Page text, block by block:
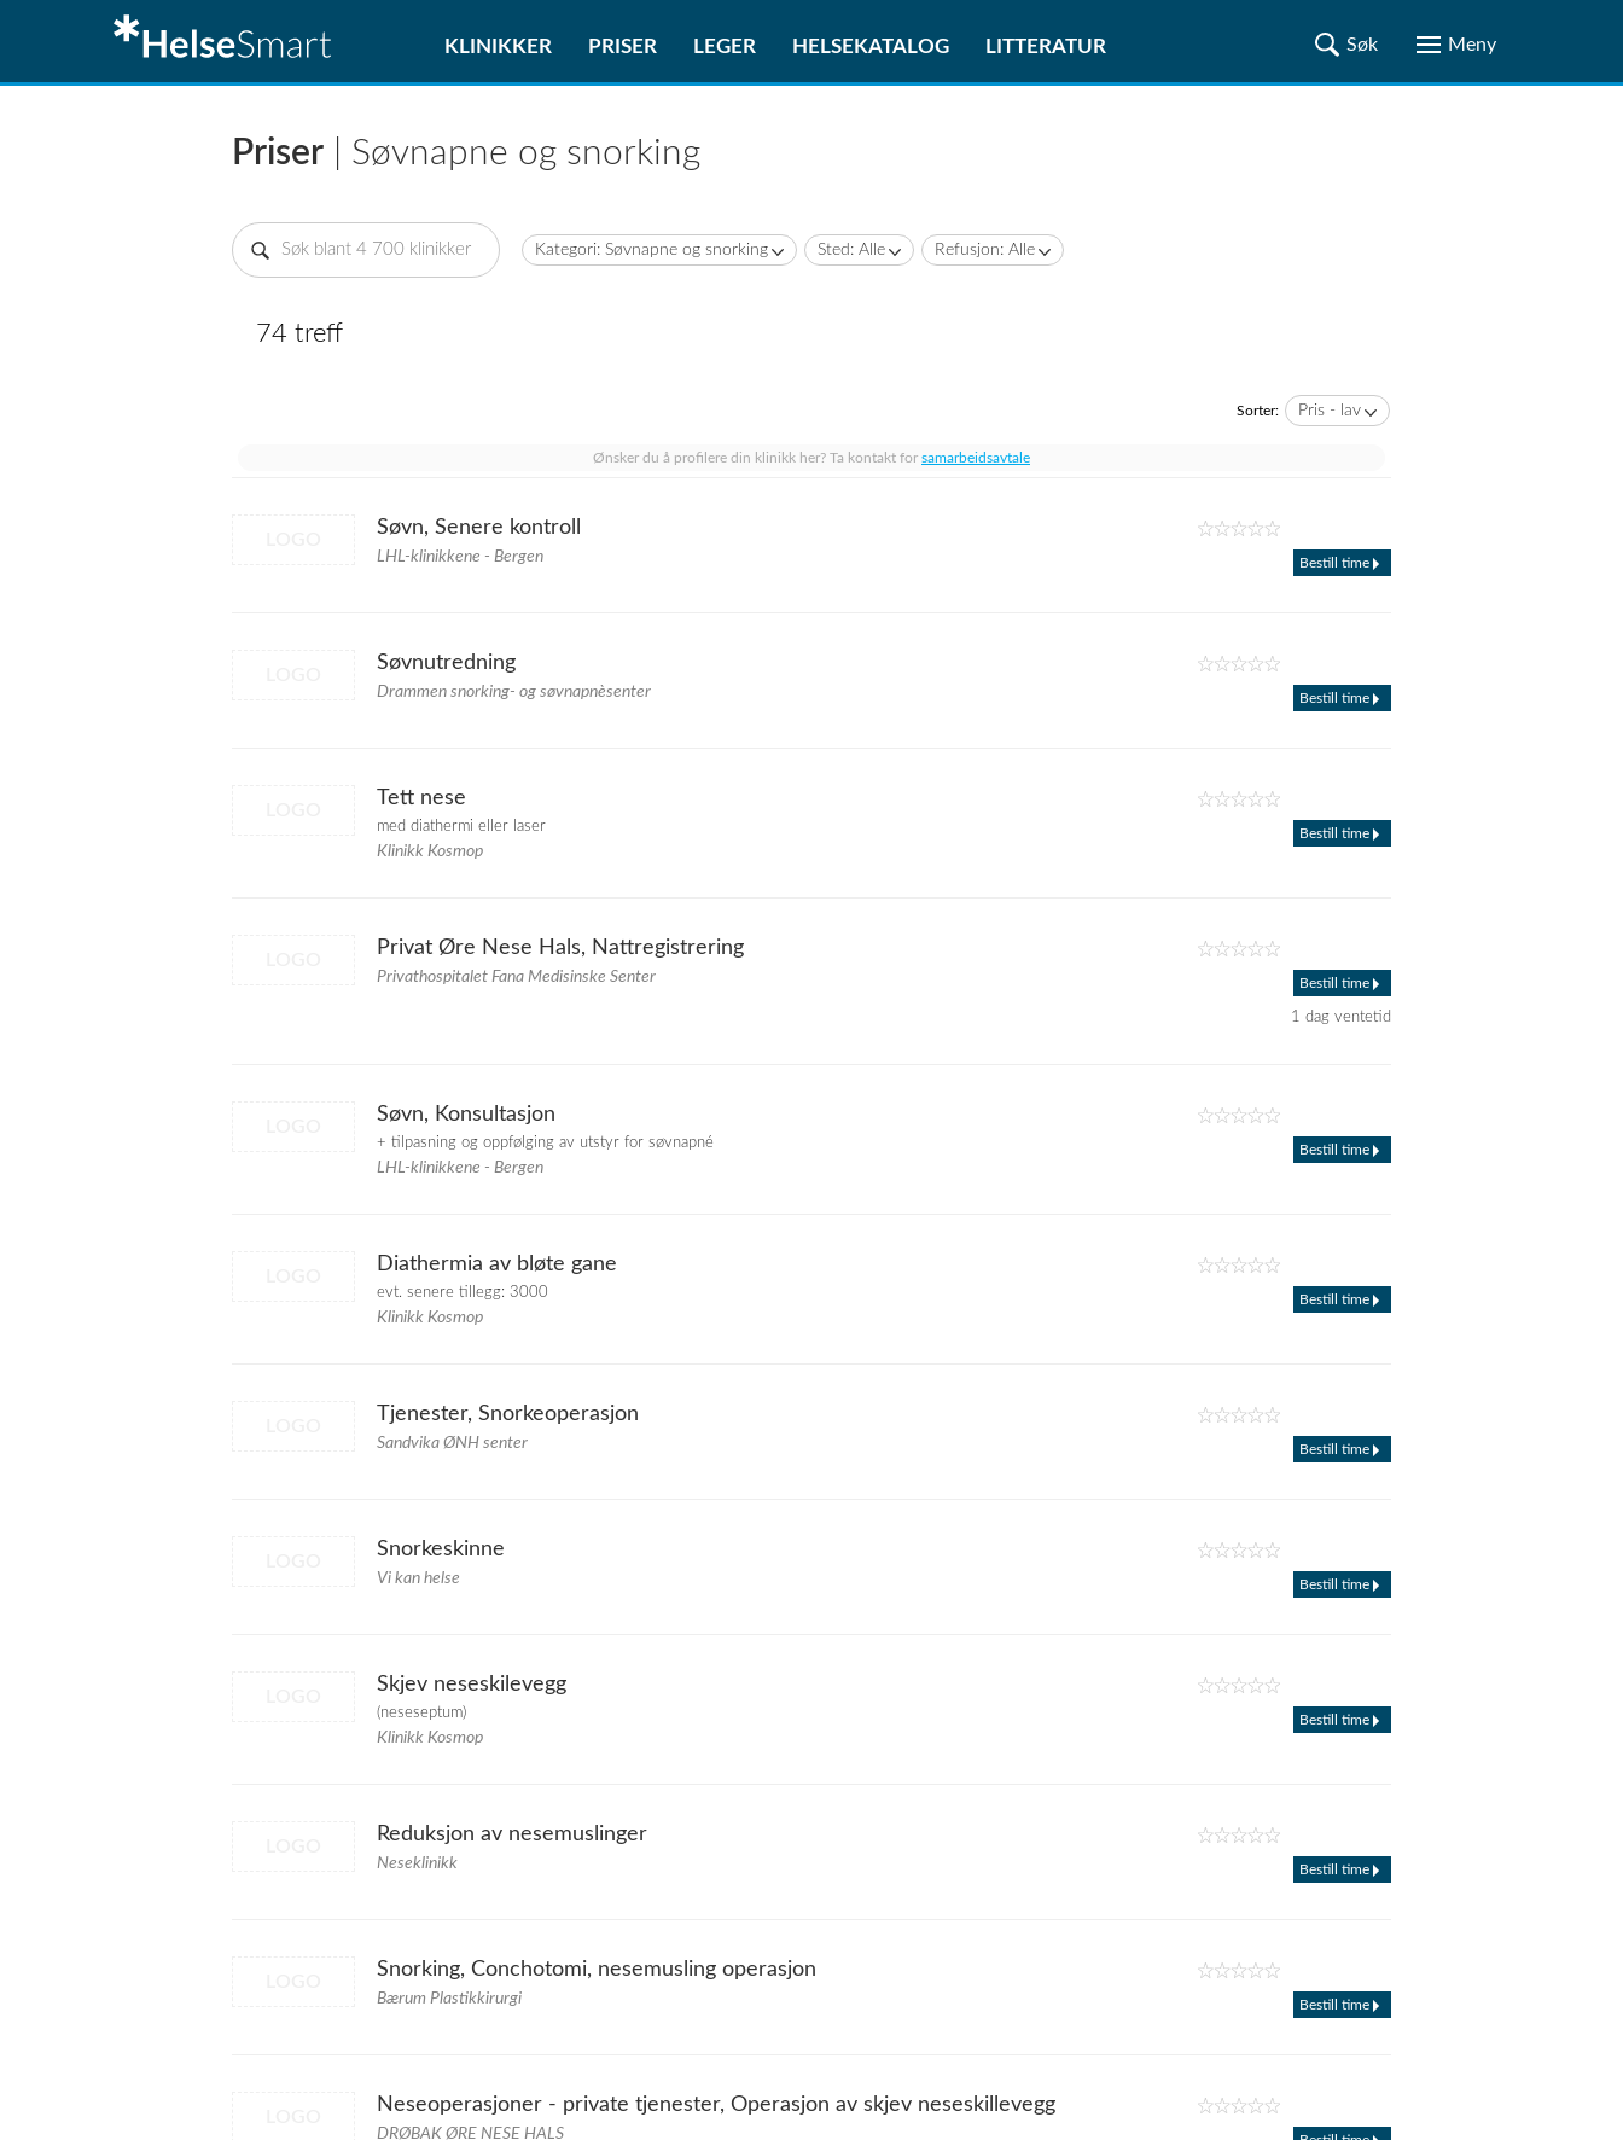
KLINIKKER PRISER LEGER HELSEKATALOG LITTERATUR
Priser | Søvnapne og snorking
Kategori: Søvnapne og snorking Sted: Alle Refusjon: Alle
74 treff
Sorter: Pris - lav
Ønsker du å profilere din klinikk her? Ta kontakt for samarbeidsavtale
Søvn, Senere kontroll
LHL-klinikkene - Bergen Bestill time
Søvnutredning
Drammen snorking- og søvnapnèsenter Bestill time
Tett nese
med diathermi eller laser
Klinikk Kosmop
Bestill time
Privat Øre Nese Hals, Nattregistrering
Privathospitalet Fana Medisinske Senter Bestill time
1 dag ventetid
Søvn, Konsultasjon
+ tilpasning og oppfølging av utstyr for søvnapné
LHL-klinikkene - Bergen
Bestill time
Diathermia av bløte gane
evt. senere tillegg: 3000
Klinikk Kosmop
Bestill time
Tjenester, Snorkeoperasjon
Sandvika ØNH senter Bestill time
Snorkeskinne
Vi kan helse Bestill time
Skjev neseskilevegg
(neseseptum)
Klinikk Kosmop
Bestill time
Reduksjon av nesemuslinger
Neseklinikk Bestill time
Snorking, Conchotomi, nesemusling operasjon
Bærum Plastikkirurgi Bestill time
Neseoperasjoner - private tjenester, Operasjon av skjev neseskillevegg
DRØBAK ØRE NESE HALS